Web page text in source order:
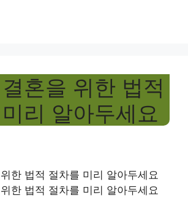
혼을 위한 법적
리 알아두세요
한 법적 절차를 미리 알아두세요
한 법적 절차를 미리 알아두세요